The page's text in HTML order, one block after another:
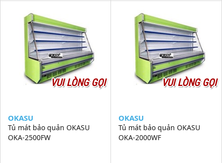
VUI LÒNG GỌI
OKASU
Tủ mát bảo quản OKASU
OKA-2500FW
VUI LÒNG GỌI
OKASU
Tủ mát bảo quản OKASU
OKA-2000WF